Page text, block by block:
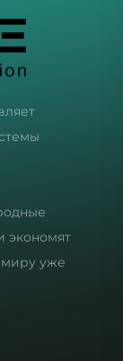
экономят
уже